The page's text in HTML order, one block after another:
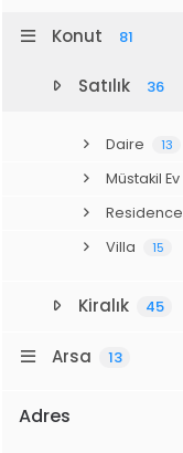
Konut 81
Satılık 36
Daire 13
Müstakil Ev
Residence
Villa 15
Kiralık 45
Arsa 13
Adres